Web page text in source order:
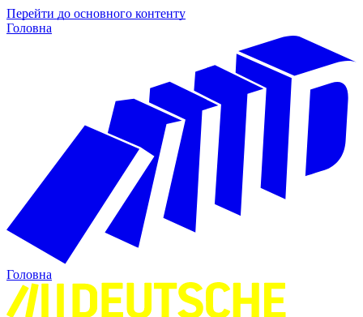
Перейти до основного контенту
Головна
Головна